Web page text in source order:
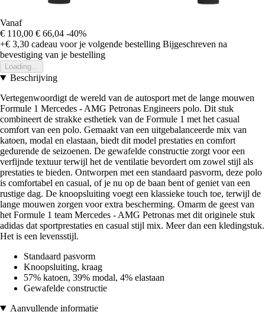
Vanaf
€ 110,00 € 66,04 -40%
+€ 3,30 cadeau voor je volgende bestelling Bijgeschreven na
bevestiging van je bestelling
Loading...
Beschrijving
Vertegenwoordigt de wereld van de autosport met de lange mouwen
Formule 1 Mercedes - AMG Petronas Engineers polo. Dit stuk
combineert de strakke esthetiek van de Formule 1 met het casual
comfort van een polo. Gemaakt van een uitgebalanceerde mix van
katoen, modal en elastaan, biedt dit model prestaties en comfort
gedurende de seizoenen. De gewafelde constructie zorgt voor een
verfijnde textuur terwijl het de ventilatie bevordert om zowel stijl als
prestaties te bieden. Ontworpen met een standaard pasvorm, deze polo
is comfortabel en casual, of je nu op de baan bent of geniet van een
rustige dag. De knoopsluiting voegt een klassieke touch toe, terwijl de
lange mouwen zorgen voor extra bescherming. Omarm de geest van
het Formule 1 team Mercedes - AMG Petronas met dit originele stuk
adidas dat sportprestaties en casual stijl mix. Meer dan een kledingstuk.
Het is een levensstijl.
Standaard pasvorm
Knoopsluiting, kraag
57% katoen, 39% modal, 4% elastaan
Gewafelde constructie
Aanvullende informatie